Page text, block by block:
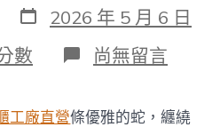
發
表
日
期
2026 年 5 月 6 日
數 在
〈早
嵐
工
尚無留言
工廠直營條優雅的蛇，纏繞